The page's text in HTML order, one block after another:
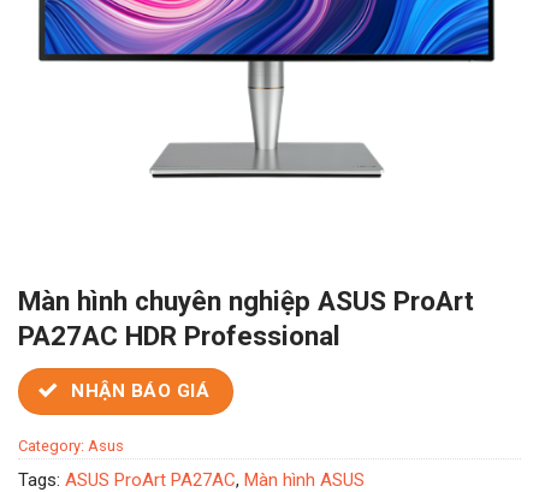
Màn hình chuyên nghiệp ASUS ProArt
PA27AC HDR Professional
NHẬN BÁO GIÁ
Category: Asus
Tags: ASUS ProArt PA27AC, Màn hình ASUS